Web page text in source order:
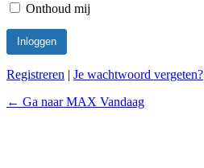
Onthoud mij
Registreren | Je wachtwoord vergeten?
← Ga naar MAX Vandaag